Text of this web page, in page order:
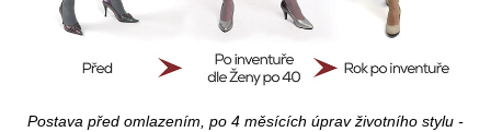
Postava před omlazením, po 4 měsících úprav životního stylu -